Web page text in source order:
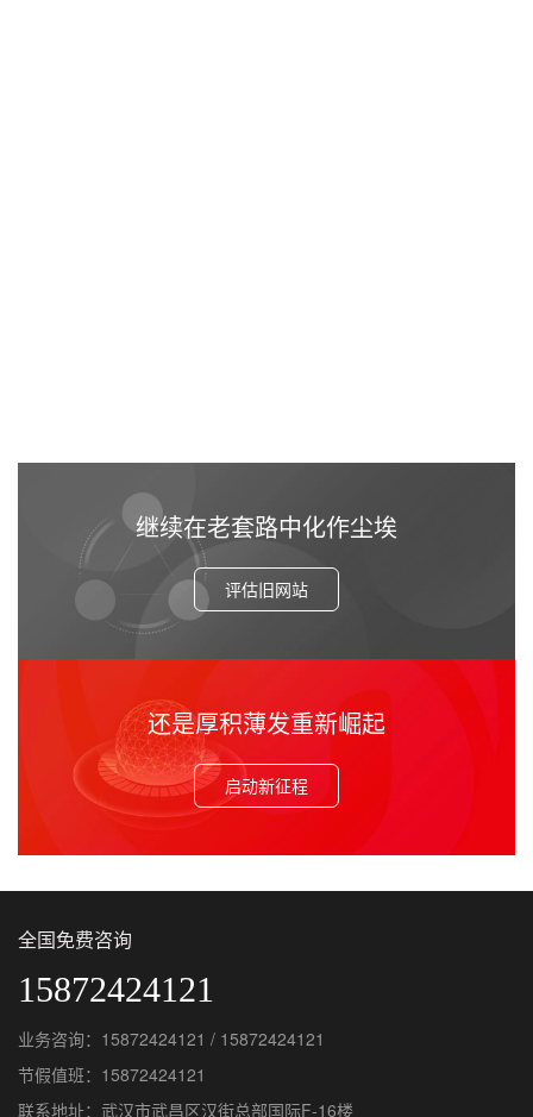
继续在老套路中化作尘埃
评估旧网站
还是厚积薄发重新崛起
启动新征程
全国免费咨询
15872424121
业务咨询：15872424121 / 15872424121
节假值班：15872424121
联系地址：武汉市武昌区汉街总部国际F-16楼